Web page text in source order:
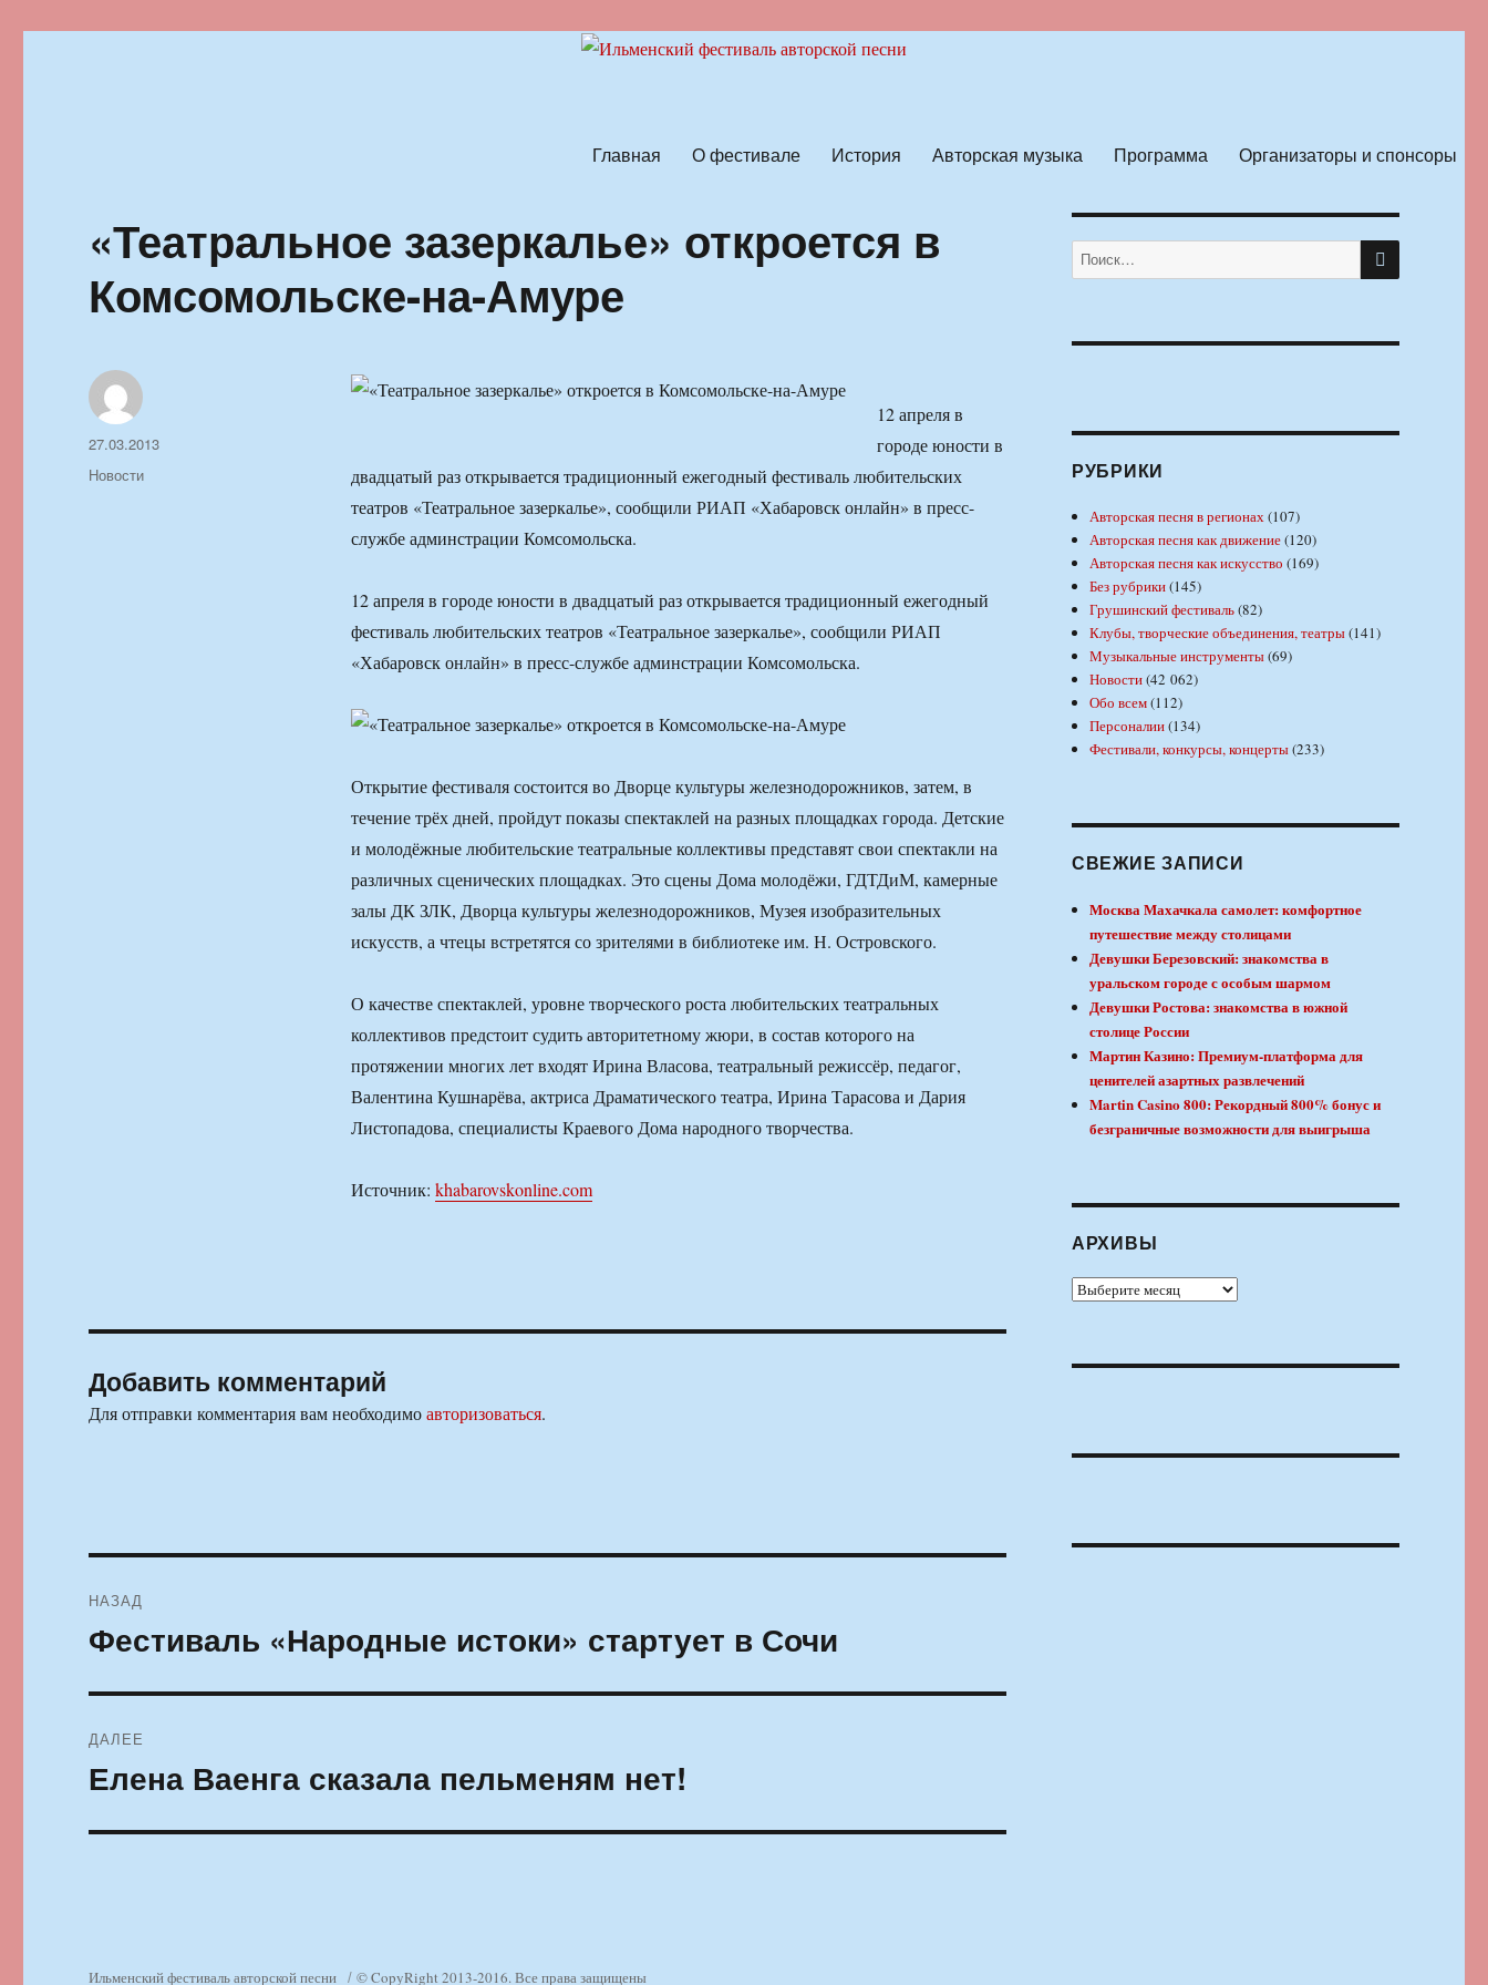
Главная О фестивале История Авторская музыка Программа Организаторы и спонсоры
«Театральное зазеркалье» откроется в
Комсомольске-на-Амуре
12 апреля в
городе юности в
двадцатый раз открывается традиционный ежегодный фестиваль любительских
театров «Театральное зазеркалье», сообщили РИАП «Хабаровск онлайн» в пресс-
службе админстрации Комсомольска.
12 апреля в городе юности в двадцатый раз открывается традиционный ежегодный
фестиваль любительских театров «Театральное зазеркалье», сообщили РИАП
«Хабаровск онлайн» в пресс-службе админстрации Комсомольска.
Открытие фестиваля состоится во Дворце культуры железнодорожников, затем, в
течение трёх дней, пройдут показы спектаклей на разных площадках города. Детские
и молодёжные любительские театральные коллективы представят свои спектакли на
различных сценических площадках. Это сцены Дома молодёжи, ГДТДиМ, камерные
залы ДК ЗЛК, Дворца культуры железнодорожников, Музея изобразительных
искусств, а чтецы встретятся со зрителями в библиотеке им. Н. Островского.
О качестве спектаклей, уровне творческого роста любительских театральных
коллективов предстоит судить авторитетному жюри, в состав которого на
протяжении многих лет входят Ирина Власова, театральный режиссёр, педагог,
Валентина Кушнарёва, актриса Драматического театра, Ирина Тарасова и Дария
Листопадова, специалисты Краевого Дома народного творчества.
Источник: khabarovskonline.com
Автор
Опубликовано
27.03.2013
Рубрики
Новости
Добавить комментарий
Для отправки комментария вам необходимоавторизоваться.
по
НАЗАД
Предыдущая
Фестиваль «Народные истоки» стартует в Сочи
ДАЛЕЕ
Следующая
Елена Ваенга сказала пельменям нет!
Искать: ПОИСК
РУБРИКИ
Авторская песня в регионах(107)
Авторская песня как движение(120)
Авторская песня как искусство (169)
Без рубрики(145)
Грушинский фестиваль(82)
Клубы, творческие объединения, театры(141)
Музыкальные инструменты(69)
Новости(42 062)
Обо всем(112)
Персоналии(134)
Фестивали, конкурсы, концерты(233)
СВЕЖИЕ ЗАПИСИ
Москва Махачкала самолет: комфортное
путешествие между столицами
Девушки Березовский: знакомства в
уральском городе с особым шармом
Девушки Ростова: знакомства в южной
столице России
Мартин Казино: Премиум-платформа для
ценителей азартных развлечений
Martin Casino 800: Рекордный 800% бонус и
безграничные возможности для выигрыша
АРХИВЫ
Архивы
Ильменский фестиваль авторской песни © CopyRight 2013-2016. Все права защищены